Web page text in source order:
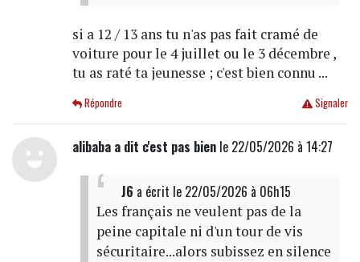
si a 12 / 13 ans tu n'as pas fait cramé de
voiture pour le 4 juillet ou le 3 décembre ,
tu as raté ta jeunesse ; c'est bien connu ...
Signaler
Répondre
alibaba a dit c'est pas bienle 22/05/2026 à 14:27
J6 a écrit le 22/05/2026 à 06h15
Les français ne veulent pas de la
peine capitale ni d'un tour de vis
sécuritaire...alors subissez en silence